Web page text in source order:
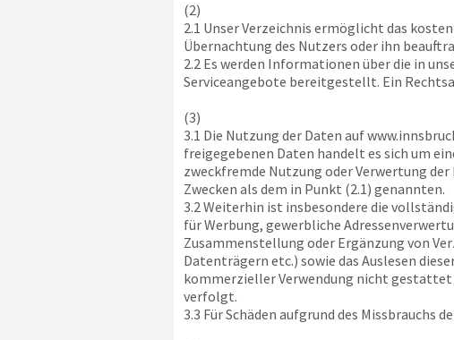
(2)
2.1 Unser Verzeichnis ermöglicht das
Übernachtung des Nutzers oder ihn
2.2 Es werden Informationen über die in
Serviceangebote bereitgestellt. Ein
(3)
3.1 Die Nutzung der Daten auf
freigegebenen Daten handelt es sich um
zweckfremde Nutzung oder Verwertung
Zwecken als dem in Punkt (2.1) genannten.
3.2 Weiterhin ist insbesondere die
für Werbung, gewerbliche
Zusammenstellung oder Ergänzung von
Datenträgern etc.) sowie das Auslesen
kommerzieller Verwendung nicht gestattet
verfolgt.
3.3 Für Schäden aufgrund des